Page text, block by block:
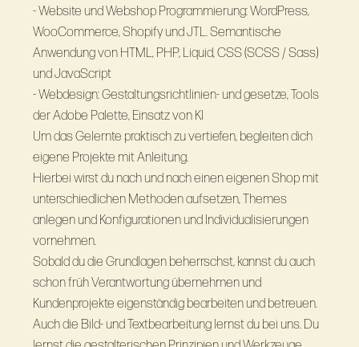
- Website und Webshop Programmierung: WordPress,
WooCommerce, Shopify und JTL. Semantische
Anwendung von HTML, PHP, Liquid, CSS (SCSS / Sass)
und JavaScript
- Webdesign: Gestaltungsrichtlinien- und gesetze, Tools
der Adobe Palette, Einsatz von KI
Um das Gelernte praktisch zu vertiefen, begleiten dich
eigene Projekte mit Anleitung.
Hierbei wirst du nach und nach einen eigenen Shop mit
unterschiedlichen Methoden aufsetzen, Themes
anlegen und Konfigurationen und Individualisierungen
vornehmen.
Sobald du die Grundlagen beherrschst, kannst du auch
schon früh Verantwortung übernehmen und
Kundenprojekte eigenständig bearbeiten und betreuen.
Auch die Bild- und Textbearbeitung lernst du bei uns. Du